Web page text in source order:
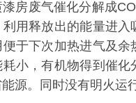
房废气催化分解成
用释放出的能量进入
于下次加热进气及余
小，有机物得到催化
源。同时没有明火运行